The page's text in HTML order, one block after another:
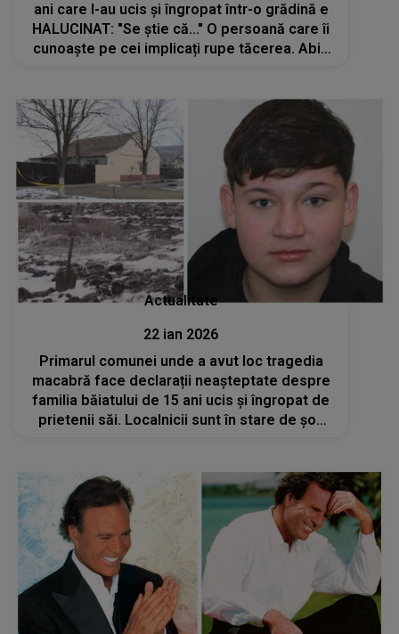
ani care l-au ucis și îngropat într-o grădină e
HALUCINAT: "Se știe că..." O persoană care îi
cunoaște pe cei implicați rupe tăcerea. Abia
Actualitate
22 ian 2026
Primarul comunei unde a avut loc tragedia
macabră face declarații neașteptate despre
familia băiatului de 15 ani ucis și îngropat de
prietenii săi. Localnicii sunt în stare de șoc